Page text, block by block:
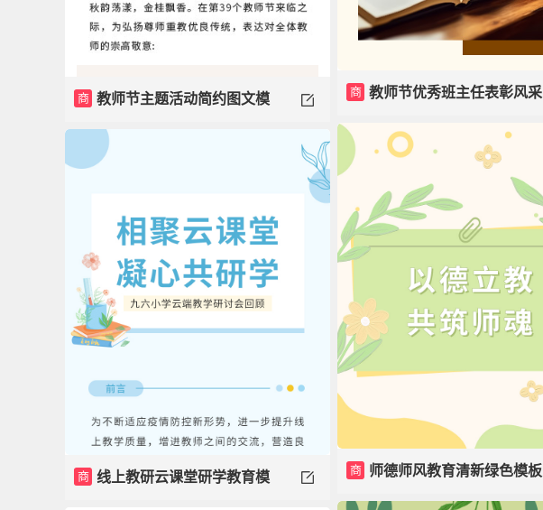
商 教师节优秀班主任表彰风采
模板
商 教师节主题活动简约图文模
商 师德师风教育清新绿色模板
商 线上教研云课堂研学教育模